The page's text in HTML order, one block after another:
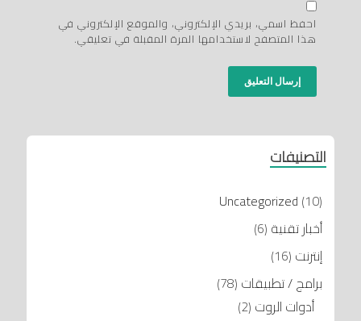
احفظ اسمي، بريدي الإلكتروني، والموقع الإلكتروني في
هذا المتصفح لاستخدامها المرة المقبلة في تعليقي.
التصنيفات
Uncategorized (10)
أخبار تقنية (6)
إنترنت (16)
برامج / تطبيقات (78)
أدوات الروت (2)